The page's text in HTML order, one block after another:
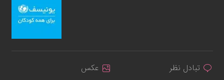
تبادل نظر عکس